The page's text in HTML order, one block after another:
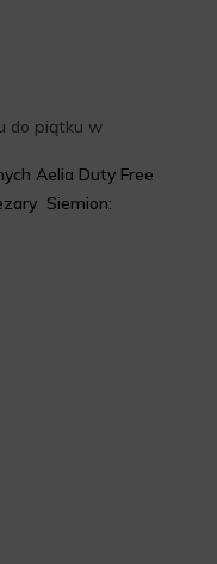
do piątku w
Aelia Duty Free
Siemion: